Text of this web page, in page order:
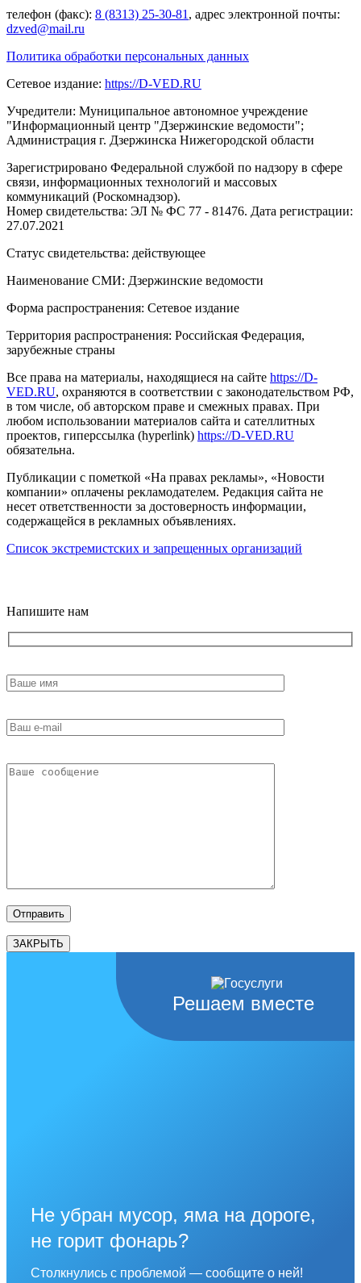
телефон (факс): 8 (8313) 25-30-81 , адрес электронной почты:
dzved@mail.ru
Политика обработки персональных данных
Сетевое издание: https://D-VED.RU
Учредители: Муниципальное автономное учреждение
"Информационный центр "Дзержинские ведомости";
Администрация г. Дзержинска Нижегородской области
Зарегистрировано Федеральной службой по надзору в сфере
связи, информационных технологий и массовых
коммуникаций (Роскомнадзор).
Номер свидетельства: ЭЛ № ФС 77 - 81476. Дата регистрации:
27.07.2021
Статус свидетельства: действующее
Наименование СМИ: Дзержинские ведомости
Форма распространения: Сетевое издание
Территория распространения: Российская Федерация,
зарубежные страны
Все права на материалы, находящиеся на сайте https://D-
VED.RU, охраняются в соответствии с законодательством РФ,
в том числе, об авторском праве и смежных правах. При
любом использовании материалов сайта и сателлитных
проектов, гиперссылка (hyperlink) https://D-VED.RU
обязательна.
Публикации с пометкой «На правах рекламы», «Новости
компании» оплачены рекламодателем. Редакция сайта не
несет ответственности за достоверность информации,
содержащейся в рекламных объявлениях.
Список экстремистских и запрещенных организаций
Напишите нам
ЗАКРЫТЬ
Решаем вместе
Не убран мусор, яма на дороге,
не горит фонарь?
Столкнулись с проблемой — сообщите о ней!